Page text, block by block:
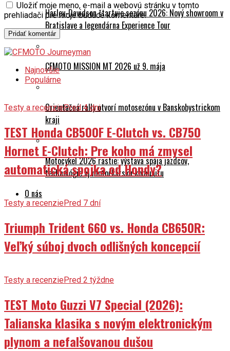
Harley-Davidson štartuje sezónu 2026: Nový showroom v
Bratislave a legendárna Experience Tour
CFMOTO MISSION MT 2026 už 9. mája
Orientačná rally otvorí motosezónu v Banskobystrickom
kraji
Motocykel 2026 rastie: výstava spája jazdcov,
technológie aj motorkársku komunitu
O nás
Uložiť moje meno, e-mail a webovú stránku v tomto
prehliadači pre moje budúce komentáre.
Najnovšie
Populárne
Testy a recenziePred 4 dni
TEST Honda CB500F E-Clutch vs. CB750
Hornet E-Clutch: Pre koho má zmysel
automatická spojka od Hondy?
Testy a recenziePred 7 dní
Triumph Trident 660 vs. Honda CB650R:
Veľký súboj dvoch odlišných koncepcií
Testy a recenziePred 2 týždne
TEST Moto Guzzi V7 Special (2026):
Talianska klasika s novým elektronickým
plynom a nefalšovanou dušou